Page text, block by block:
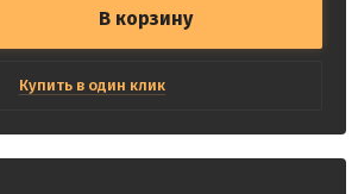
В корзину
Купить в один клик